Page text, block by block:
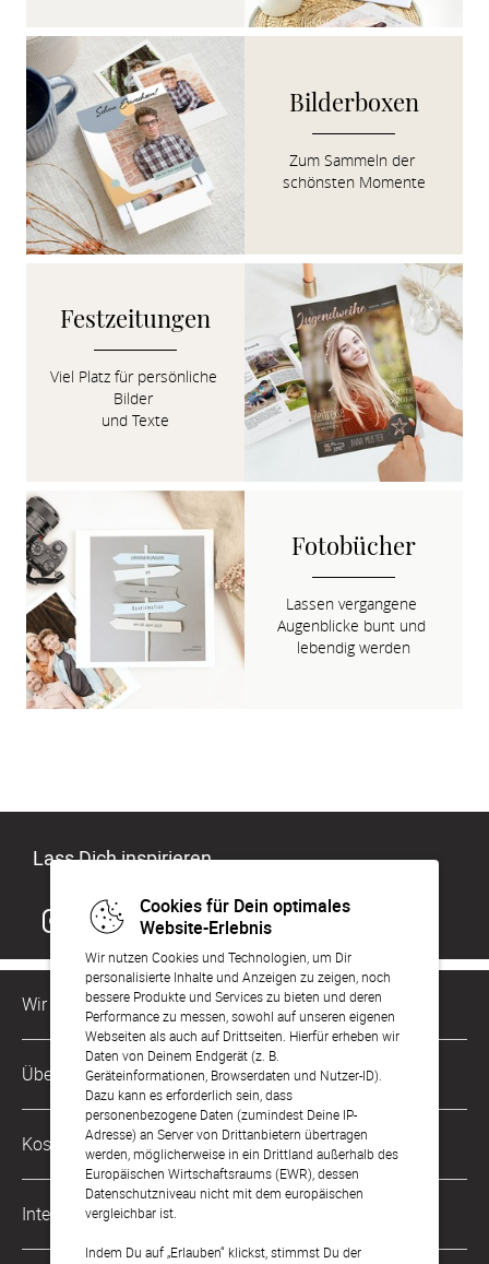
Cookies für Dein optimales
Website-Erlebnis
Wir nutzen Cookies und Technologien, um Dir
personalisierte Inhalte und Anzeigen zu zeigen, noch
bessere Produkte und Services zu bieten und deren
Performance zu messen, sowohl auf unseren eigenen
Webseiten als auch auf Drittseiten. Hierfür erheben wir
Daten von Deinem Endgerät (z. B.
Geräteinformationen, Browserdaten und Nutzer-ID).
Dazu kann es erforderlich sein, dass
personenbezogene Daten (zumindest Deine IP-
Adresse) an Server von Drittanbietern übertragen
werden, möglicherweise in ein Drittland außerhalb des
Europäischen Wirtschaftsraums (EWR), dessen
Datenschutzniveau nicht mit dem europäischen
vergleichbar ist.
Indem Du auf „Erlauben“ klickst, stimmst Du der
Bilderboxen
Zum Sammeln der
schönsten Momente
Festzeitungen
Viel Platz für persönliche
Bilder
und Texte
Fotobücher
Lassen vergangene
Augenblicke bunt und
lebendig werden
Lass Dich inspirieren
Wir sind für Dich da
Kundenservice-Hotline
0049 221 956 725 10
Mo. - Fr. von 9 bis 17 Uhr
kontakt@sendmoments.at
Über Uns
Philosophie
Karriere
Impressum
AGB & Widerrufsrecht
Kostenlose Services
Musterkarten
International